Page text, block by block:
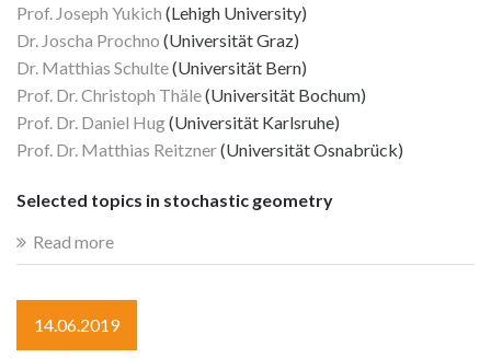
Prof. Joseph Yukich (Lehigh University)
Dr. Joscha Prochno (Universität Graz)
Dr. Matthias Schulte(Universität Bern)
Prof. Dr. Christoph Thäle(Universität Bochum)
Prof. Dr. Daniel Hug(Universität Karlsruhe)
Prof. Dr. Matthias Reitzner(Universität Osnabrück)
Selected topics in stochastic geometry
Read more
14.06.2019